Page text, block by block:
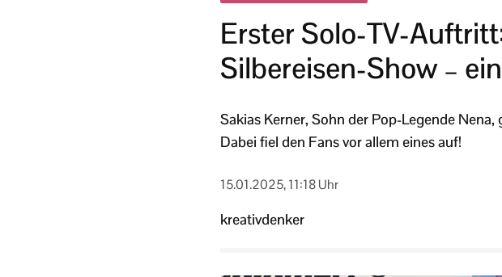
Erster Solo-TV-
Silbereisen-Show –
Sakias Kerner, Sohn der Pop-Legende
Dabei fiel den Fans vor allem eines auf!
15.01.2025, 11:18 Uhr
kreativdenker